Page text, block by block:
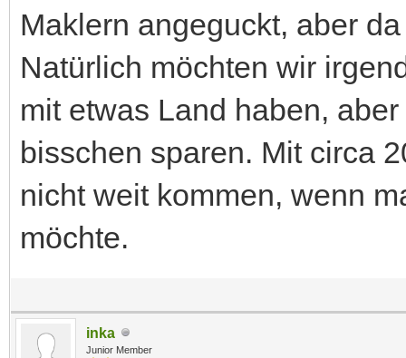
Maklern angeguckt, aber
Natürlich möchten wir
mit etwas Land haben,
bisschen sparen. Mit circa
nicht weit kommen, wenn
möchte.
inka
Junior Member